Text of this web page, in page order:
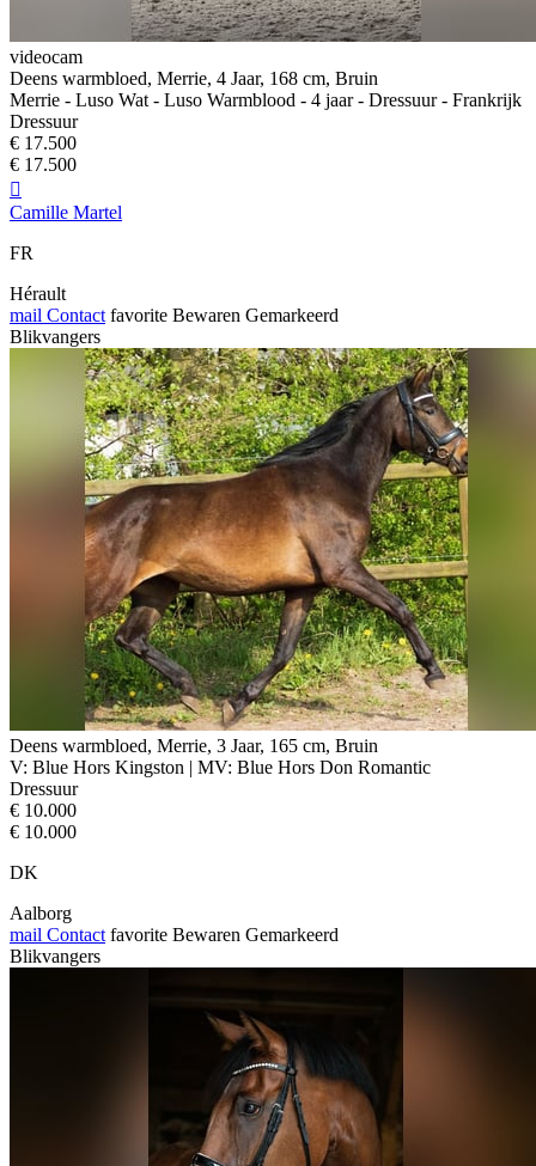
videocam
Deens warmbloed, Merrie, 4 Jaar, 168 cm, Bruin
Merrie - Luso Wat - Luso Warmblood - 4 jaar - Dressuur - Frankrijk
Dressuur
€ 17.500
€ 17.500

Camille Martel
FR
Hérault
mail Contact favorite Bewaren Gemarkeerd
Blikvangers
Deens warmbloed, Merrie, 3 Jaar, 165 cm, Bruin
V: Blue Hors Kingston | MV: Blue Hors Don Romantic
Dressuur
€ 10.000
€ 10.000
DK
Aalborg
mail Contact favorite Bewaren Gemarkeerd
Blikvangers